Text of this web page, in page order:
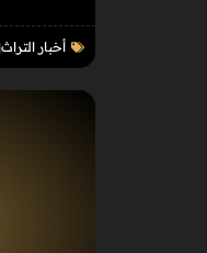
أخبار التراث